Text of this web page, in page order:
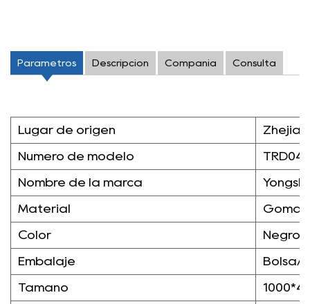
Parámetros Descripción Compañía Consulta
Lugar de origen
Número de modelo TRD04
Nombre de la marca
Material Goma
Color Negro
Embalaje Bolsa/
Tamaño